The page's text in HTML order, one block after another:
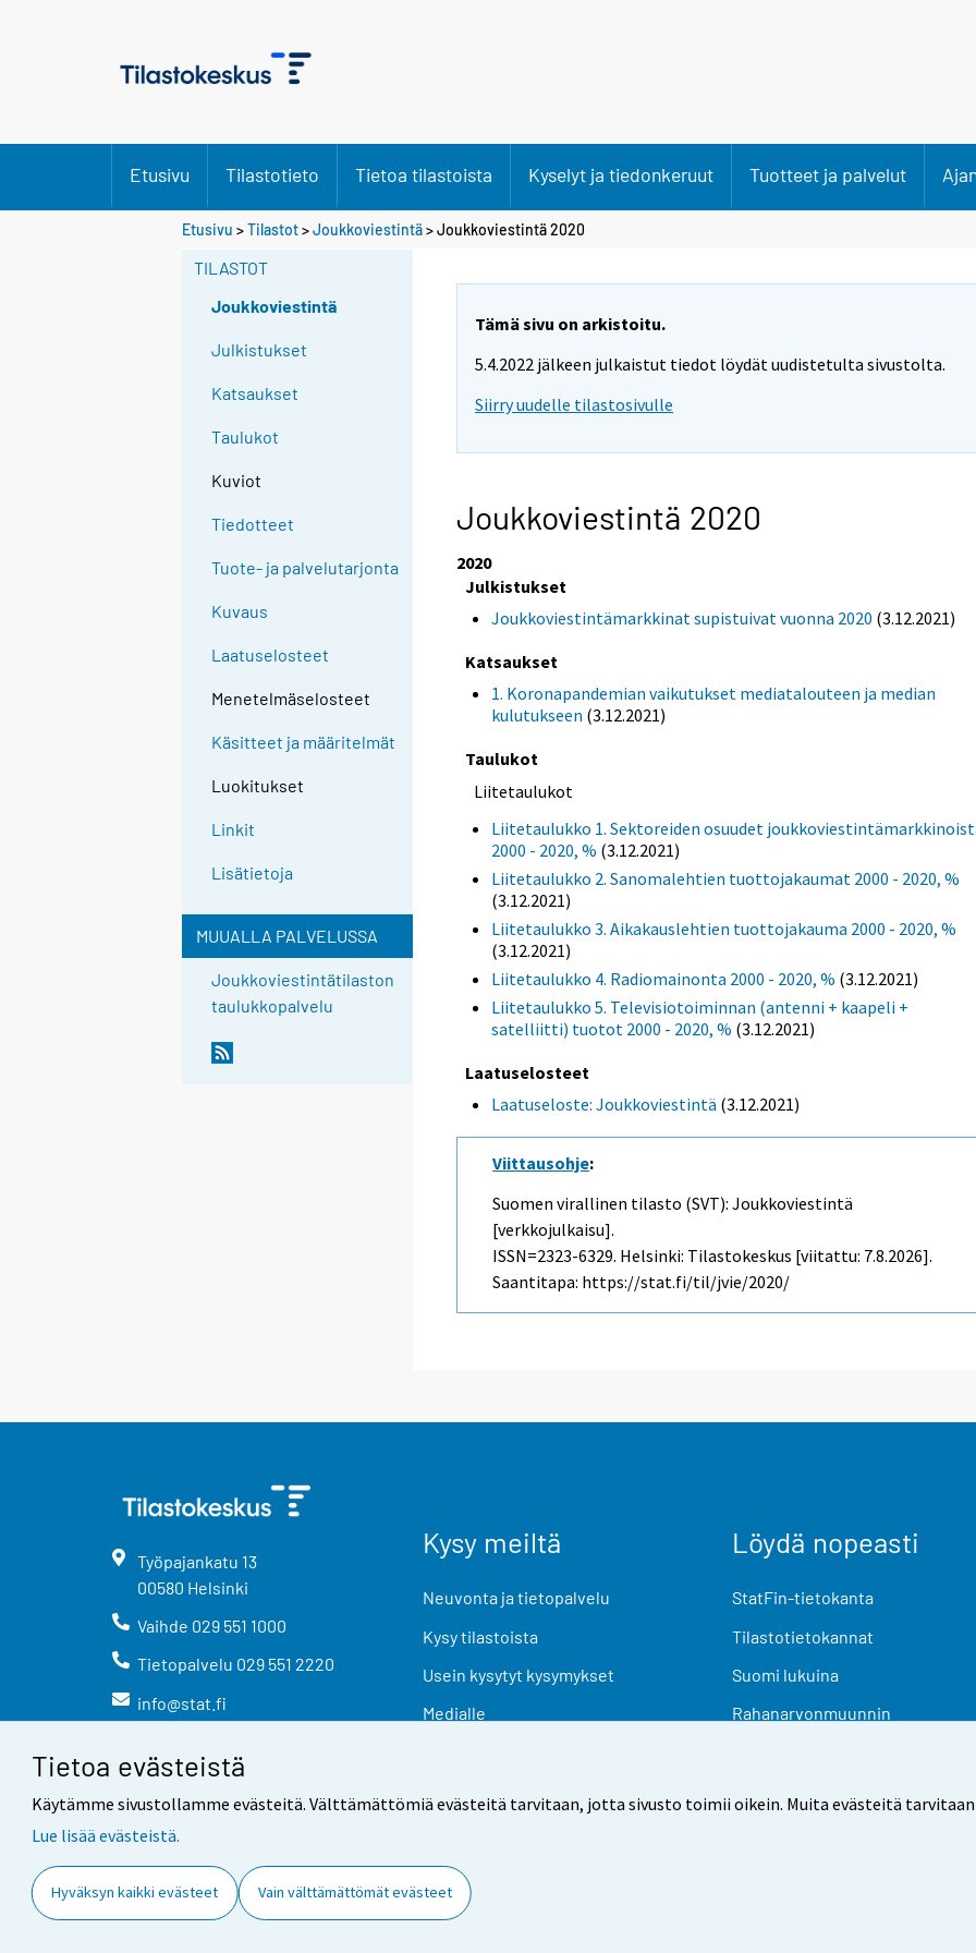
Tietoa evästeistä
Käytämme sivustollamme evästeitä. Välttämättömiä evästeitä tarvitaan, jotta sivusto toimii oikein. Muita evästeitä
Lue lisää evästeistä.
Hyväksyn kaikki evästeet Vain välttämättömät evästeet
Etusivu Tilastotieto Tietoa tilastoista Kyselyt ja tiedonkeruut Tuotteet ja palvelut
Etusivu >Tilastot>Joukkoviestintä> Joukkoviestintä 2020
TILASTOT
Joukkoviestintä
Julkistukset
Katsaukset
Taulukot
Kuviot
Tiedotteet
Tuote- ja palvelutarjonta
Kuvaus
Laatuselosteet
Menetelmäselosteet
Käsitteet ja määritelmät
Luokitukset
Linkit
Lisätietoja
MUUALLA PALVELUSSA
Joukkoviestintätilaston
taulukkopalvelu
Tämä sivu on arkistoitu.
5.4.2022 jälkeen julkaistut tiedot löydät uudistetulta sivustolta.
Siirry uudelle tilastosivulle
Joukkoviestintä 2020
2020
Julkistukset
Joukkoviestintämarkkinat supistuivat vuonna 2020 (3.12.2021)
Katsaukset
1. Koronapandemian vaikutukset mediatalouteen ja median
kulutukseen (3.12.2021)
Taulukot
Liitetaulukot
Liitetaulukko 1. Sektoreiden osuudet
2000 - 2020, % (3.12.2021)
Liitetaulukko 2. Sanomalehtien tuottojakaumat 2000 - 2020, %
(3.12.2021)
Liitetaulukko 3. Aikakauslehtien tuottojakauma 2000 - 2020, %
(3.12.2021)
Liitetaulukko 4. Radiomainonta 2000 - 2020, % (3.12.2021)
Liitetaulukko 5. Televisiotoiminnan (antenni + kaapeli +
satelliitti) tuotot 2000 - 2020, % (3.12.2021)
Laatuselosteet
Laatuseloste: Joukkoviestintä (3.12.2021)
Viittausohje:
Suomen virallinen tilasto (SVT): Joukkoviestintä
[verkkojulkaisu].
ISSN=2323-6329. Helsinki: Tilastokeskus [viitattu: 7.8.2026].
Saantitapa: https://stat.fi/til/jvie/2020/
Työpajankatu 13
00580 Helsinki
Vaihde 029 551 1000
Tietopalvelu 029 551 2220
info@stat.fi
Kysy meiltä
Neuvonta ja tietopalvelu
Kysy tilastoista
Usein kysytyt kysymykset
Medialle
Löydä nopeasti
StatFin-tietokanta
Tilastotietokannat
Suomi lukuina
Rahanarvonmuunnin
Yhteystiedot Palaute